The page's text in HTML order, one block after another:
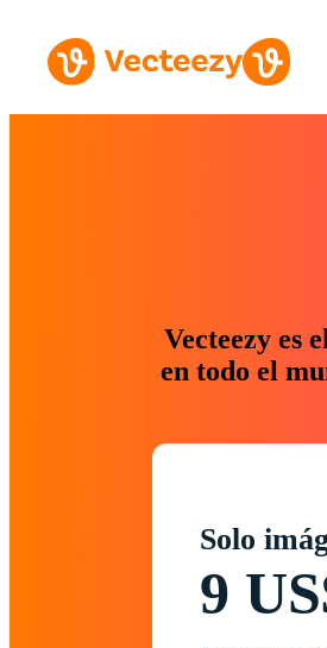
Vecteezy es
en todo el
Solo
9